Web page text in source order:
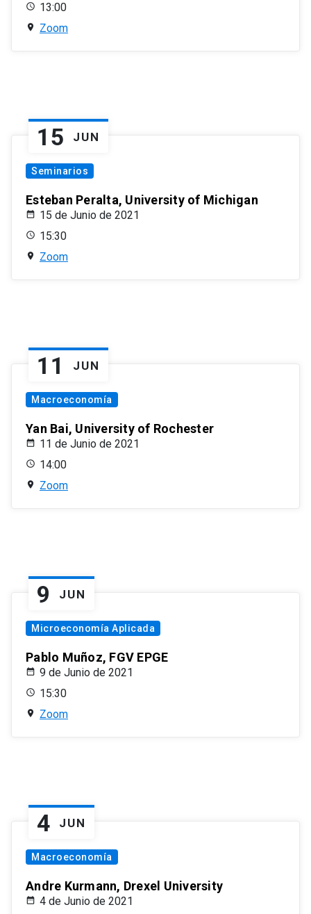
13:00
Zoom
15 JUN
Seminarios
Esteban Peralta, University of Michigan
15 de Junio de 2021
15:30
Zoom
11 JUN
Macroeconomía
Yan Bai, University of Rochester
11 de Junio de 2021
14:00
Zoom
9 JUN
Microeconomía Aplicada
Pablo Muñoz, FGV EPGE
9 de Junio de 2021
15:30
Zoom
4 JUN
Macroeconomía
Andre Kurmann, Drexel University
4 de Junio de 2021